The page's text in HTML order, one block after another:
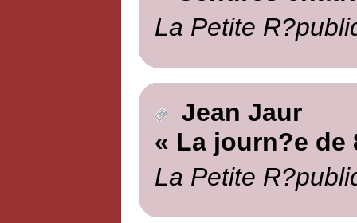
La Petite
Jean Jaur
« La journ?e de
La Petite